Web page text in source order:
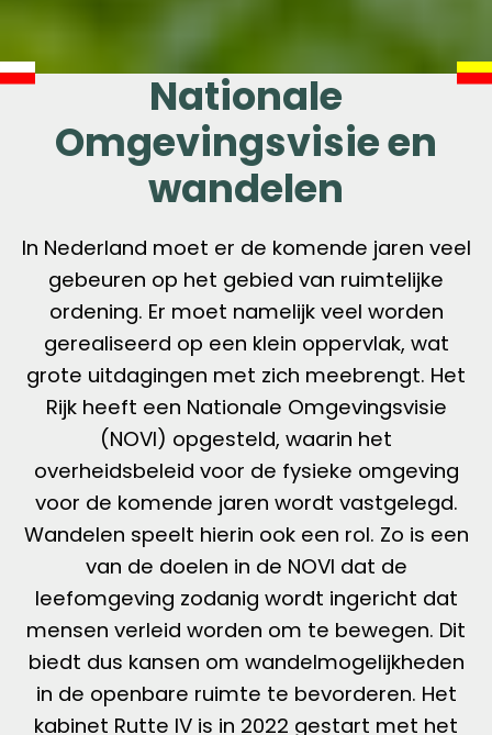
Nationale
Omgevingsvisie en
wandelen
In Nederland moet er de komende jaren veel
gebeuren op het gebied van ruimtelijke
ordening. Er moet namelijk veel worden
gerealiseerd op een klein oppervlak, wat
grote uitdagingen met zich meebrengt. Het
Rijk heeft een Nationale Omgevingsvisie
(NOVI) opgesteld, waarin het
overheidsbeleid voor de fysieke omgeving
voor de komende jaren wordt vastgelegd.
Wandelen speelt hierin ook een rol. Zo is een
van de doelen in de NOVI dat de
leefomgeving zodanig wordt ingericht dat
mensen verleid worden om te bewegen. Dit
biedt dus kansen om wandelmogelijkheden
in de openbare ruimte te bevorderen. Het
kabinet Rutte IV is in 2022 gestart met het